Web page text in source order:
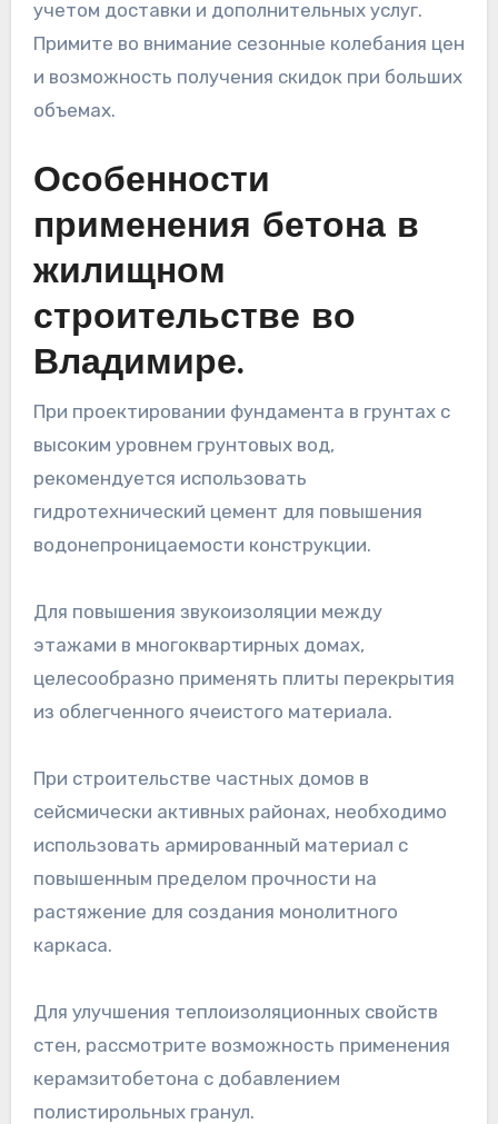
учетом доставки и дополнительных услуг.
Примите во внимание сезонные колебания цен
и возможность получения скидок при больших
объемах.
Особенности
применения бетона в
жилищном
строительстве во
Владимире.
При проектировании фундамента в грунтах с
высоким уровнем грунтовых вод,
рекомендуется использовать
гидротехнический цемент для повышения
водонепроницаемости конструкции.
Для повышения звукоизоляции между
этажами в многоквартирных домах,
целесообразно применять плиты перекрытия
из облегченного ячеистого материала.
При строительстве частных домов в
сейсмически активных районах, необходимо
использовать армированный материал с
повышенным пределом прочности на
растяжение для создания монолитного
каркаса.
Для улучшения теплоизоляционных свойств
стен, рассмотрите возможность применения
керамзитобетона с добавлением
полистирольных гранул.